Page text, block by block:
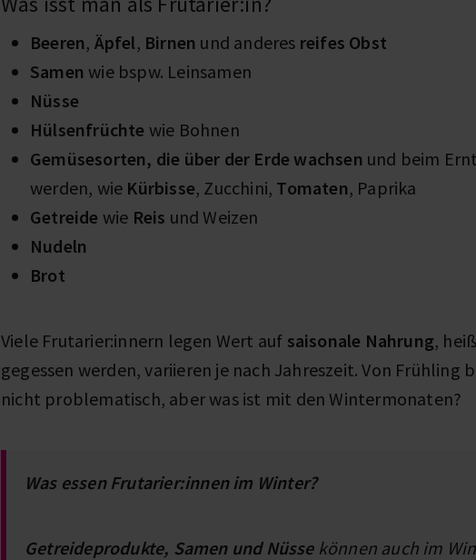
Beeren, Äpfel, Birnen und anderes reifes Obst
Samen wie bspw. Leinsamen
Nüsse
Hülsenfrüchte wie Bohnen
Gemüsesorten, die über der Erde wachsen und beim
werden, wie Kürbisse, Zucchini, Tomaten, Paprika
Getreide wie Reis und Weizen
Nudeln
Brot
Viele Frutarier:innern legen Wert auf saisonale Nahrung,
gegessen werden, variieren je nach Jahreszeit. Von Frühling
nicht problematisch, aber was ist mit den Wintermonaten?
Was essen Frutarier:innen im Winter?
Getreideprodukte, Samen und Nüssekönnen auch im